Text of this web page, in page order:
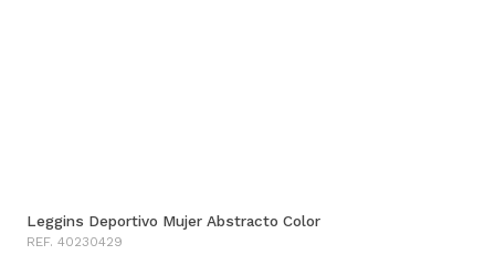
Leggins Deportivo Mujer Abstracto Color
REF. 40230429